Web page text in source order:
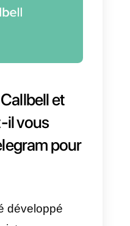
du service
à tous les
lorsque vous
canaux
une application
et à
sur les